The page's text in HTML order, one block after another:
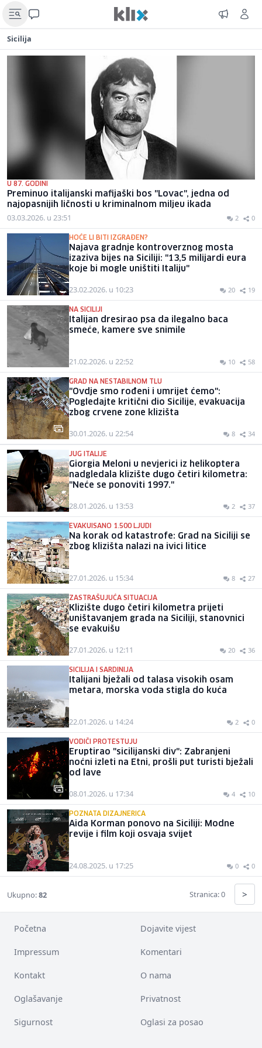
Sicilija
U 87. GODINI
Preminuo italijanski mafijaški bos "Lovac", jedna od
najopasnijih ličnosti u kriminalnom miljeu ikada
03.03.2026. u 23:51 2 0
HOĆE LI BITI IZGRAĐEN?
Najava gradnje kontroverznog mosta
izaziva bijes na Siciliji: "13,5 milijardi eura
koje bi mogle uništiti Italiju"
23.02.2026. u 10:23 20 19
NA SICILIJI
Italijan dresirao psa da ilegalno baca
smeće, kamere sve snimile
21.02.2026. u 22:52 10 58
GRAD NA NESTABILNOM TLU
"Ovdje smo rođeni i umrijet ćemo":
Pogledajte kritični dio Sicilije, evakuacija
zbog crvene zone klizišta
30.01.2026. u 22:54 8 34
JUG ITALIJE
Giorgia Meloni u nevjerici iz helikoptera
nadgledala klizište dugo četiri kilometra:
"Neće se ponoviti 1997."
28.01.2026. u 13:53 2 37
EVAKUISANO 1.500 LJUDI
Na korak od katastrofe: Grad na Siciliji se
zbog klizišta nalazi na ivici litice
27.01.2026. u 15:34 8 27
ZASTRAŠUJUĆA SITUACIJA
Klizište dugo četiri kilometra prijeti
uništavanjem grada na Siciliji, stanovnici
se evakuišu
27.01.2026. u 12:11 20 36
SICILIJA I SARDINIJA
Italijani bježali od talasa visokih osam
metara, morska voda stigla do kuća
22.01.2026. u 14:24 2 0
VODIČI PROTESTUJU
Eruptirao "sicilijanski div": Zabranjeni
noćni izleti na Etni, prošli put turisti bježali
od lave
08.01.2026. u 17:34 4 10
POZNATA DIZAJNERICA
Aida Korman ponovo na Siciliji: Modne
revije i film koji osvaja svijet
24.08.2025. u 17:25 0 0
Ukupno:82 Stranica: 0 >
Početna Dojavite vijest
Impressum Komentari
Kontakt O nama
Oglašavanje Privatnost
Sigurnost Oglasi za posao